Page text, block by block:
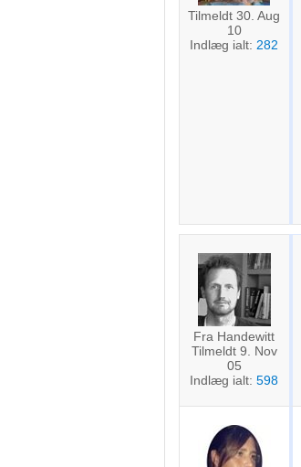
Tilmeldt 30. Aug
10
Indlæg ialt: 282
Fra Handewitt
Tilmeldt 9. Nov
05
Indlæg ialt: 598